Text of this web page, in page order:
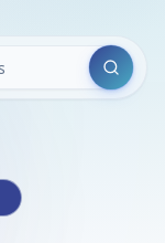
Buscar